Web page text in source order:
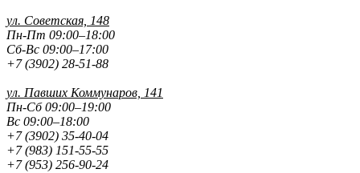
ул. Советская, 148
Пн-Пт 09:00–18:00
Сб-Вс 09:00–17:00
+7 (3902) 28-51-88
ул. Павших Коммунаров, 141
Пн-Сб 09:00–19:00
Вс 09:00–18:00
+7 (3902) 35-40-04
+7 (983) 151-55-55
+7 (953) 256-90-24